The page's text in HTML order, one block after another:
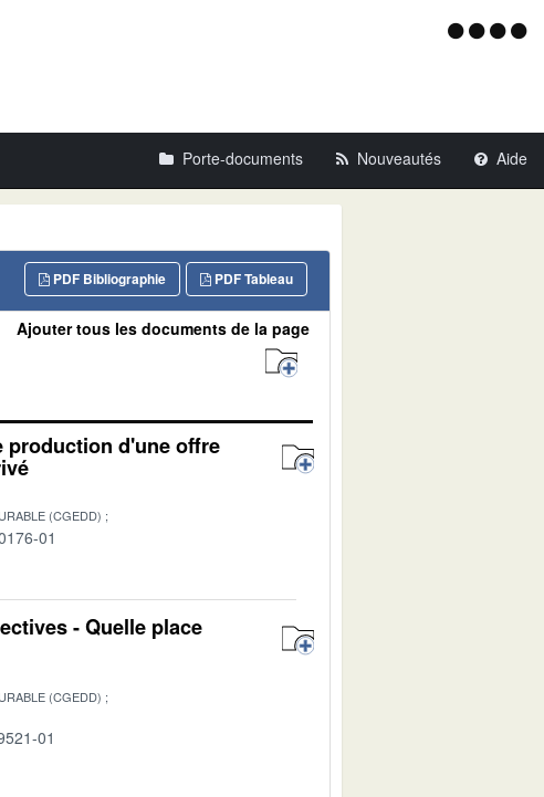
Menu
Porte-documents Nouveautés Aide
PDF Tableau
PDF Bibliographie
Ajouter tous les documents de la page
production d'une offre
(CGEDD)
01
- Quelle place
(CGEDD)
01